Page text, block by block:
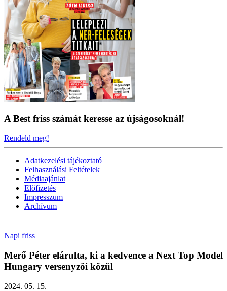
A Best friss számát keresse az újságosoknál!
Rendeld meg!
Adatkezelési tájékoztató
Felhasználási Feltételek
Médiaajánlat
Előfizetés
Impresszum
Archívum
Napi friss
Merő Péter elárulta, ki a kedvence a Next Top Model
Hungary versenyzői közül
2024. 05. 15.